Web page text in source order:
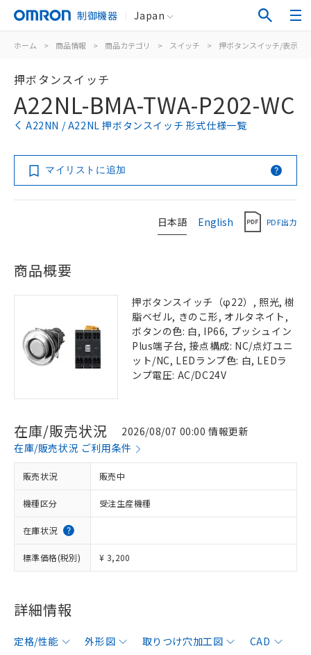
制御機器 Japan
ホーム > 商品情報 > 商品カテゴリ > スイッチ > 押ボタンスイッチ/表示灯
押ボタンスイッチ
A22NL-BMA-TWA-P202-WC
A22NN / A22NL 押ボタンスイッチ 形式仕様一覧
マイリストに追加
日本語 English PDF出力
商品概要
押ボタンスイッチ（φ22）, 照光, 樹
脂ベゼル, きのこ形, オルタネイト,
ボタンの色: 白, IP66, プッシュイン
Plus端子台, 接点構成: NC/点灯ユニ
ット/NC, LEDランプ色: 白, LEDラ
ンプ電圧: AC/DC24V
在庫/販売状況
2026/08/07 00:00 情報更新
在庫/販売状況 ご利用条件
販売状況 販売中
機種区分 受注生産機種
在庫状況
標準価格(税別) ¥ 3,200
詳細情報
定格/性能 外形図 取りつけ穴加工図
CAD